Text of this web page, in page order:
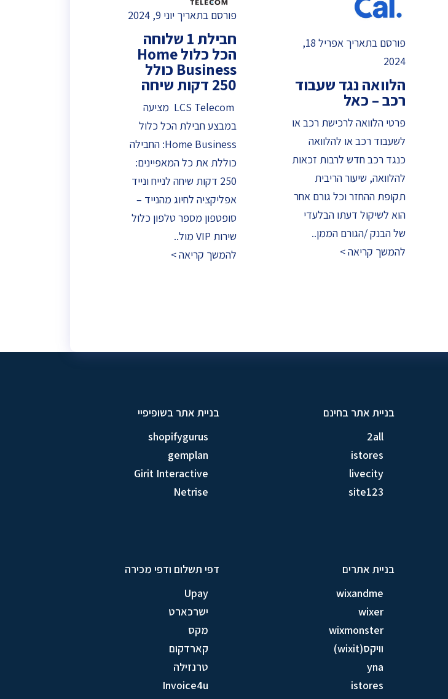
פורסם בתאריך אפריל 18,
2024
הלוואה נגד שעבוד
רכב – כאל
פרטי הלוואה לרכישת רכב או
לשעבוד רכב או להלוואה
כנגד רכב חדש לרבות זכאות
להלוואה, שיעור הריבית
תקופת ההחזר וכל גורם אחר
הוא לשיקול דעתו הבלעדי
של הבנק /הגורם הממן..
להמשך קריאה >
פורסם בתאריך יוני 9, 2024
חבילת 1 שלוחה
הכל כלול Home
Business כולל
250 דקות שיחה
LCS Telecom מציעה
במבצע חבילת הכל כלול
Home Business: החבילה
כוללת את כל המאפיינים:
250 דקות שיחה לנייח ונייד
אפליקציה לחיוג מהנייד –
סופטפון מספר טלפון כלול
שירות VIP מול..
להמשך קריאה >
בניית אתר בחינם
2all
istores
livecity
site123
בניית אתר בשופיפיי
shopifygurus
gemplan
Girit Interactive
Netrise
בניית אתרים
wixandme
wixer
wixmonster
וויקס(wixit)
yna
istores
דפי תשלום ודפי מכירה
Upay
ישרכארט
מקס
קארדקום
טרנזילה
Invoice4u